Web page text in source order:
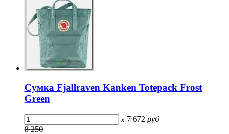
Сумка Fjallraven Kanken Totepack Frost
Green
x 7 672 руб
8 250